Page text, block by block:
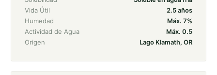
Vida Útil
2.5 años
Humedad
Máx. 7%
Actividad de Agua
Máx. 0.5
Origen
Lago Klamath, OR